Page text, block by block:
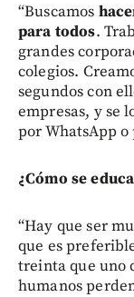
“Buscamos
para todos.
grandes
colegios.
segundos con
empresas, y se
por WhatsApp o
¿Cómo se
“Hay que ser
que es
treinta que uno
humanos